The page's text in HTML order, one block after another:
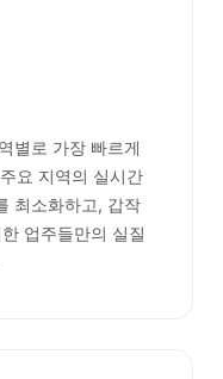
별로 가장 빠르게
요 지역의 실시간
최소화하고, 갑작
업주들만의 실질